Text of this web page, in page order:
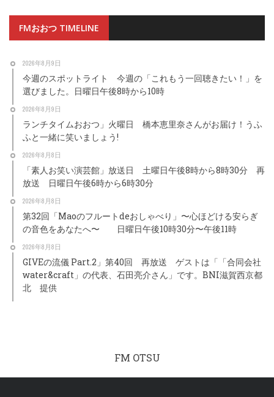
FMおおつ TIMELINE
2026年8月9日
今週のスポットライト 今週の「これもう一回聴きたい！」を
選びました。日曜日午後8時から10時
2026年8月9日
ランチタイムおおつ」火曜日 橋本恵里奈さんがお届け！うふ
ふと一緒に笑いましょう!
2026年8月8日
「素人お笑い演芸館」放送日 土曜日午後8時から8時30分 再
放送 日曜日午後6時から6時30分
2026年8月8日
第32回「Maoのフルートdeおしゃべり」〜心ほどける安らぎ
の音色をあなたへ〜 日曜日午後10時30分〜午後11時
2026年8月8日
GIVEの流儀 Part.2」第40回 再放送 ゲストは「「合同会社
water&craft」の代表、石田亮介さん」です。BNI滋賀西京都
北 提供
FM OTSU